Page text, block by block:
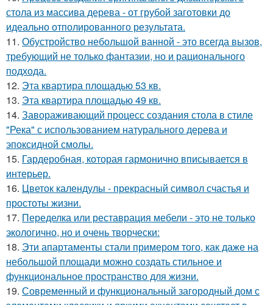
стола из массива дерева - от грубой заготовки до
идеально отполированного результата.
11. Обустройство небольшой ванной - это всегда вызов,
требующий не только фантазии, но и рационального
подхода.
12. Эта квартира площадью 53 кв.
13. Эта квартира площадью 49 кв.
14. Завораживающий процесс создания стола в стиле
"Река" с использованием натурального дерева и
эпоксидной смолы.
15. Гардеробная, которая гармонично вписывается в
интерьер.
16. Цветок календулы - прекрасный символ счастья и
простоты жизни.
17. Переделка или реставрация мебели - это не только
экологично, но и очень творчески:
18. Эти апартаменты стали примером того, как даже на
небольшой площади можно создать стильное и
функциональное пространство для жизни.
19. Современный и функциональный загородный дом с